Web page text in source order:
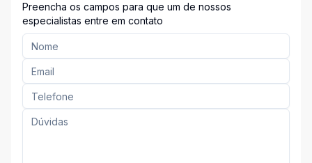
Preencha os campos para que um de nossos
especialistas entre em contato